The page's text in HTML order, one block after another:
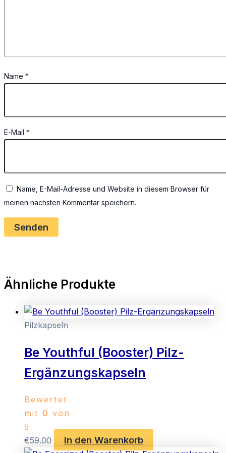
Name *
E-Mail *
Name, E-Mail-Adresse und Website in diesem Browser für
meinen nächsten Kommentar speichern.
Ähnliche Produkte
Pilzkapseln
Be Youthful (Booster) Pilz-
Ergänzungskapseln
Bewertet
mit 0 von
5
€59.00 In den Warenkorb